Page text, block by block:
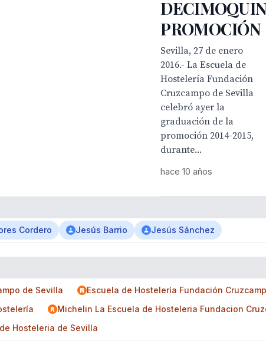
PROMOCIÓN
Sevilla, 27 de enero
2016.- La Escuela de
Hostelería Fundación
Cruzcampo de Sevilla
celebró ayer la
graduación de la
promoción 2014-2015,
durante...
hace 10 años
Cordero Jesús Barrio Jesús Sánchez
de Sevilla
Escuela de Hostelería Fundación
Michelin La Escuela de Hosteleria Fundacion
Hosteleria de Sevilla